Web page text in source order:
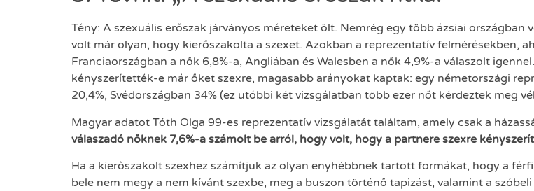
Tény: A szexuális erőszak járványos méreteket ölt. Nemrég egy több ázsiai
volt már olyan, hogy kierőszakolta a szexet. Azokban a reprezentatív felmérésekben,
Franciaországban a nők 6,8%-a, Angliában és Walesben a nők 4,9%-a válaszolt
kényszerítették-e már őket szexre, magasabb arányokat kaptak: egy németországi
20,4%, Svédországban 34% (ez utóbbi két vizsgálatban több ezer nőt kérdeztek meg
Magyar adatot Tóth Olga 99-es reprezentatív vizsgálatát találtam, amely csak a
válaszadó nőknek 7,6%-a számolt be arról, hogy volt, hogy a partnere szexre
Ha a kierőszakolt szexhez számítjuk az olyan enyhébbnek tartott formákat, hogy a
bele nem megy a nem kívánt szexbe, meg a buszon történő tapizást, valamint a